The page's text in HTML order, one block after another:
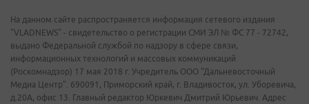
На данном сайте распространяется информация сетевого издания
"VLADNEWS" - свидетельство о регистрации СМИ ЭЛ № ФС 77 - 72742,
выдано Федеральной службой по надзору в сфере связи,
информационных технологий и массовых коммуникаций
(Роскомнадзор) 17 мая 2018 г. Учредитель ООО "Дальневосточный
Медиа Центр". 690091, Приморский край, г. Владивосток, ул. Уборевича,
д.20А, офис 13. Главный редактор Юркевич Дмитрий Юрьевич. Адрес